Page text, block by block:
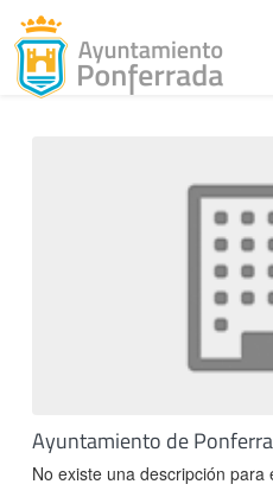
Ayuntamiento de
No existe una descripción para